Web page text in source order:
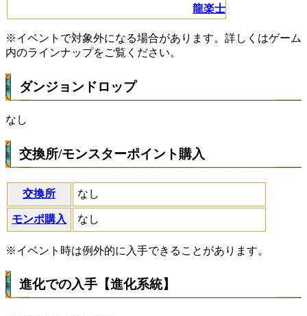
龍楽士
※イベントで対象外になる場合があります。詳しくはゲーム
内のラインナップをご覧ください。
ダンジョンドロップ
なし
交換所/モンスターポイント購入
交換所 なし
モンポ購入 なし
※イベント時は例外的に入手できることがあります。
進化での入手【進化系統】